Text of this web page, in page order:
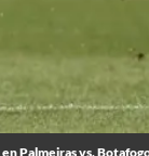
Palmeiras vs.